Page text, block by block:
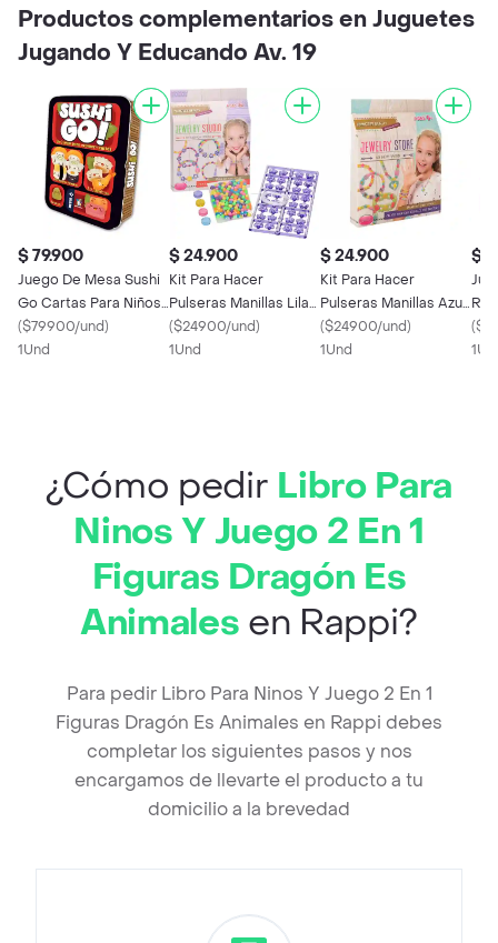
Productos complementarios en Juguetes
Jugando Y Educando Av. 19
$ 79.900
Juego De Mesa Sushi
Go Cartas Para Niños
Familiar
($79900/und)
1Und
$ 24.900
Kit Para Hacer
Pulseras Manillas Lila
Juguete Para Niña
Collares
($24900/und)
1Und
$ 24.900
Kit Para Hacer
Pulseras Manillas Azul
Juguete Para Niña
Collares
($24900/und)
1Und
$
(
¿Cómo pedir Libro Para
Ninos Y Juego 2 En 1
Figuras Dragón Es
Animales en Rappi?
Para pedir Libro Para Ninos Y Juego 2 En 1
Figuras Dragón Es Animales en Rappi debes
completar los siguientes pasos y nos
encargamos de llevarte el producto a tu
domicilio a la brevedad